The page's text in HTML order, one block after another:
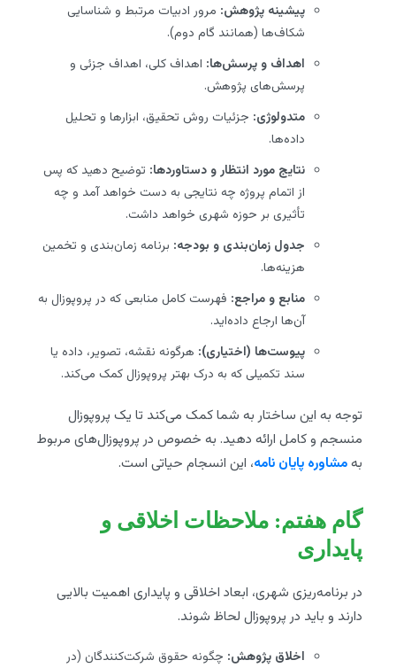
پیشینه پژوهش:مرور ادبیات مرتبط و شناسایی
شکاف‌ها (همانند گام دوم).
اهداف و پرسش‌ها:اهداف کلی، اهداف جزئی و
پرسش‌های پژوهش.
متدولوژی:جزئیات روش تحقیق، ابزارها و تحلیل
داده‌ها.
نتایج مورد انتظار و دستاوردها:توضیح دهید که پس
از اتمام پروژه چه نتایجی به دست خواهد آمد و چه
تأثیری بر حوزه شهری خواهد داشت.
جدول زمان‌بندی و بودجه:برنامه زمان‌بندی و تخمین
هزینه‌ها.
منابع و مراجع:فهرست کامل منابعی که در پروپوزال به
آن‌ها ارجاع داده‌اید.
پیوست‌ها (اختیاری):هرگونه نقشه، تصویر، داده یا
سند تکمیلی که به درک بهتر پروپوزال کمک می‌کند.
توجه به این ساختار به شما کمک می‌کند تا یک پروپوزال
منسجم و کامل ارائه دهید. به خصوص در پروپوزال‌های مربوط
مشاوره پایان نامه، این انسجام حیاتی است.
گام هفتم: ملاحظات اخلاقی و
پایداری
در برنامه‌ریزی شهری، ابعاد اخلاقی و پایداری اهمیت بالایی
دارند و باید در پروپوزال لحاظ شوند.
اخلاق پژوهش:چگونه حقوق شرکت‌کنندگان (در